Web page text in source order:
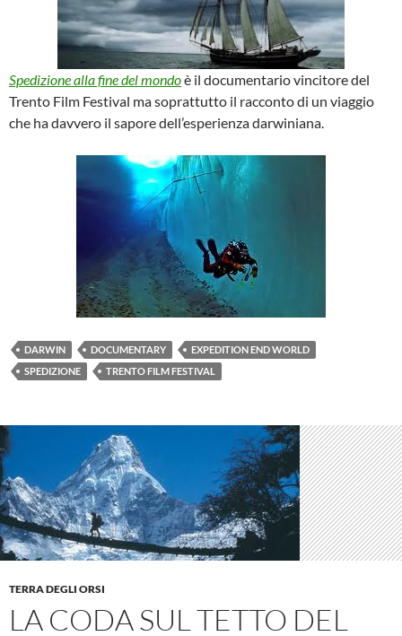
Spedizione alla fine del mondoè il documentario vincitore del
Trento Film Festival ma soprattutto il racconto di un viaggio
che ha davvero il sapore dell’esperienza darwiniana.
DARWIN DOCUMENTARY
EXPEDITION END WORLD
SPEDIZIONE
TRENTO FILM FESTIVAL
TERRA DEGLI ORSI
LA CODA SUL TETTO DEL